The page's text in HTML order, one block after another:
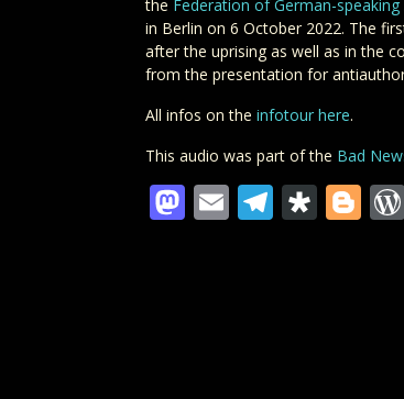
the Federation of German-speaking
in Berlin on 6 October 2022. The
after the uprising as well as in the
from the presentation for
All infos on the infotour here.
This audio was part of the Bad
Mastodon
Email